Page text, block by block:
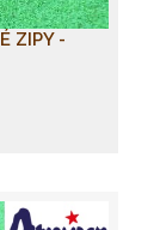
ZIPY -